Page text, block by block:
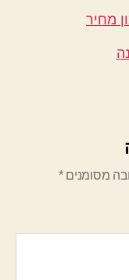
מחיר
מסומנים*